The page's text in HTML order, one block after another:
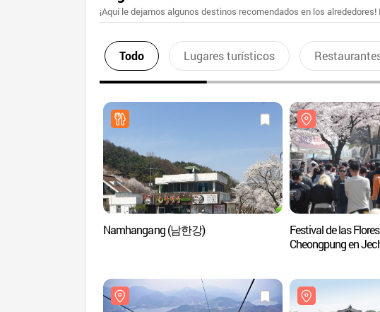
¡Aquí le dejamos algunos destinos recomendados en los
Todo Lugares turísticos
Namhangang (남한강)
Festival de las
Cheongpung en